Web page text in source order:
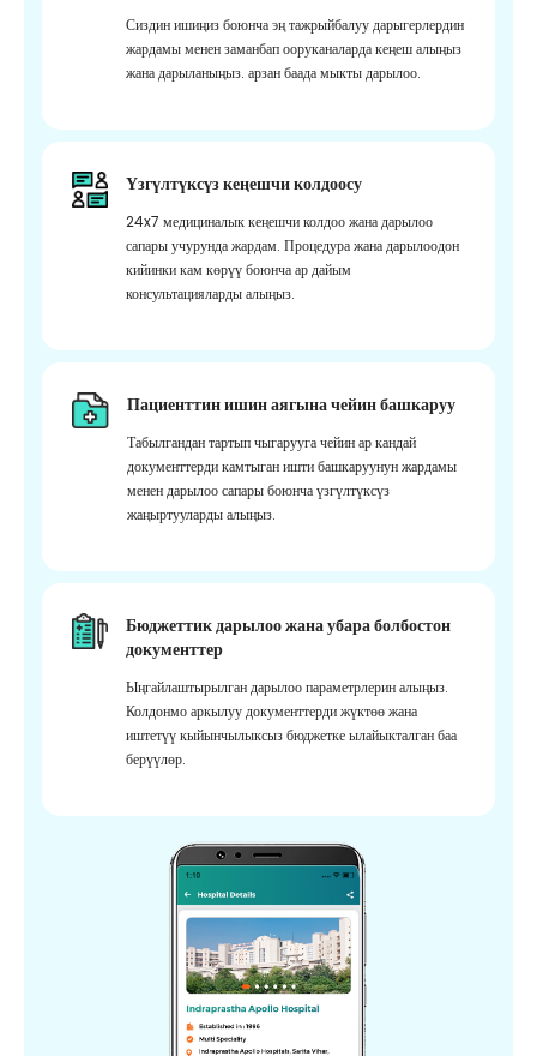
Сиздин ишиңиз боюнча эң тажрыйбалуу дарыгерлердин
жардамы менен заманбап ооруканаларда кеңеш алыңыз
жана дарыланыңыз. арзан баада мыкты дарылоо.
Үзгүлтүксүз кеңешчи колдоосу
24x7 медициналык кеңешчи колдоо жана дарылоо
сапары учурунда жардам. Процедура жана дарылоодон
кийинки кам көрүү боюнча ар дайым
консультацияларды алыңыз.
Пациенттин ишин аягына чейин башкаруу
Табылгандан тартып чыгарууга чейин ар кандай
документтерди камтыган ишти башкаруунун жардамы
менен дарылоо сапары боюнча үзгүлтүксүз
жаңыртууларды алыңыз.
Бюджеттик дарылоо жана убара болбостон
документтер
Ыңгайлаштырылган дарылоо параметрлерин алыңыз.
Колдонмо аркылуу документтерди жүктөө жана
иштетүү кыйынчылыксыз бюджетке ылайыкталган баа
берүүлөр.